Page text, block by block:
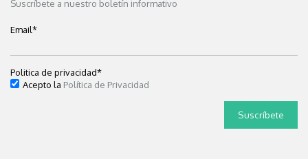
Suscríbete a nuestro boletín informativo
Email*
Politica de privacidad*
Acepto la Política de Privacidad